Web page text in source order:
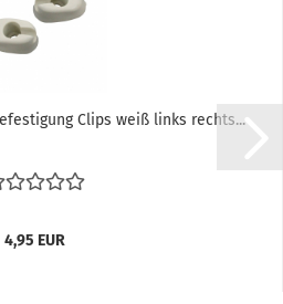
Clips weiß links rechts...
4,95 EUR